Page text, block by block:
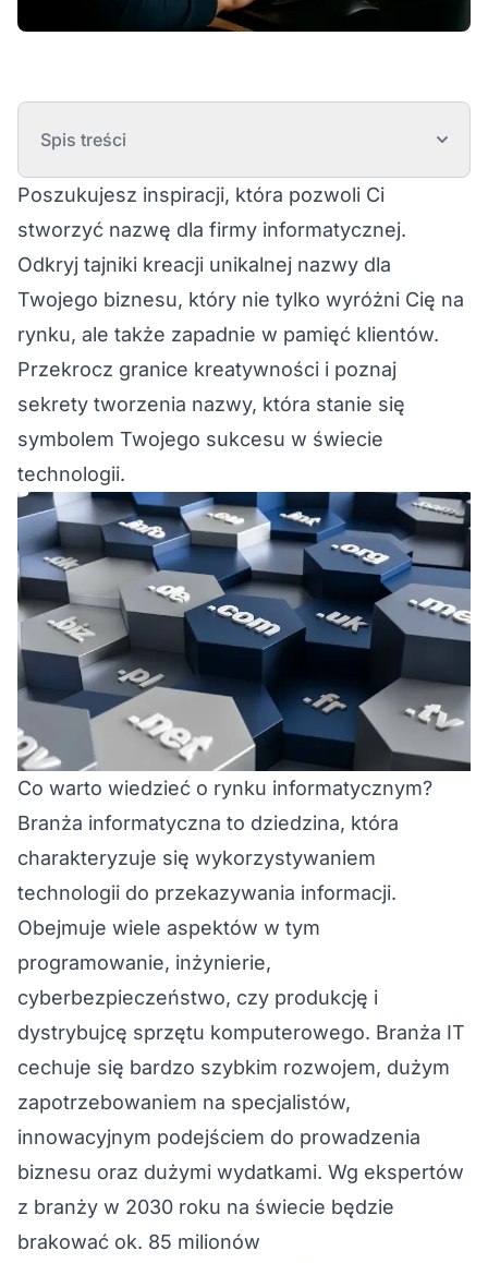
Spis treści
Poszukujesz inspiracji, która pozwoli Ci
stworzyć nazwę dla firmy informatycznej.
Odkryj tajniki kreacji unikalnej nazwy dla
Twojego biznesu, który nie tylko wyróżni Cię na
rynku, ale także zapadnie w pamięć klientów.
Przekrocz granice kreatywności i poznaj
sekrety tworzenia nazwy, która stanie się
symbolem Twojego sukcesu w świecie
technologii.
Co warto wiedzieć o rynku informatycznym?
Branża informatyczna to dziedzina, która
charakteryzuje się wykorzystywaniem
technologii do przekazywania informacji.
Obejmuje wiele aspektów w tym
programowanie, inżynierie,
cyberbezpieczeństwo, czy produkcję i
dystrybujcę sprzętu komputerowego. Branża IT
cechuje się bardzo szybkim rozwojem, dużym
zapotrzebowaniem na specjalistów,
innowacyjnym podejściem do prowadzenia
biznesu oraz dużymi wydatkami. Wg ekspertów
z branży w 2030 roku na świecie będzie
brakować ok. 85 milionów